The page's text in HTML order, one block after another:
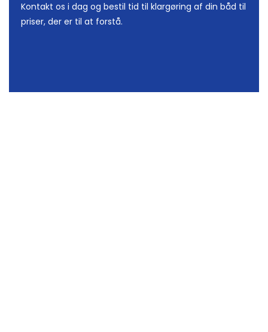
Kontakt os i dag og bestil tid til klargøring af din båd til
priser, der er til at forstå.